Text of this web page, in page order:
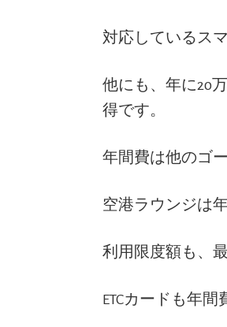
対応しているス
他にも、年に20
得です。
年間費は他のゴ
空港ラウンジは
利用限度額も、
ETCカードも年